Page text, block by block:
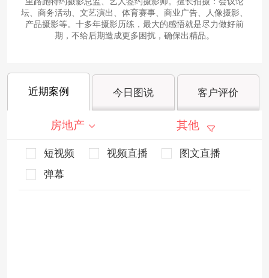
坛、商务活动、文艺演出、体育赛事、商业广告、人像摄影、
产品摄影等。十多年摄影历练，最大的感悟就是尽力做好前
期，不给后期造成更多困扰，确保出精品。
近期案例 今日图说 客户评价
房地产 其他
短视频 视频直播
图文直播
弹幕